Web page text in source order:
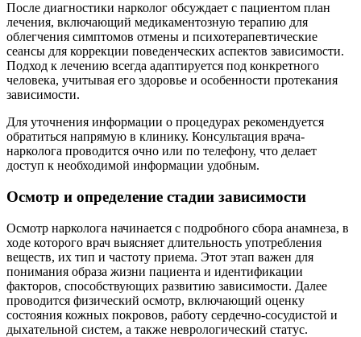
После диагностики нарколог обсуждает с пациентом план
лечения, включающий медикаментозную терапию для
облегчения симптомов отмены и психотерапевтические
сеансы для коррекции поведенческих аспектов зависимости.
Подход к лечению всегда адаптируется под конкретного
человека, учитывая его здоровье и особенности протекания
зависимости.
Для уточнения информации о процедурах рекомендуется
обратиться напрямую в клинику. Консультация врача-
нарколога проводится очно или по телефону, что делает
доступ к необходимой информации удобным.
Осмотр и определение стадии зависимости
Осмотр нарколога начинается с подробного сбора анамнеза, в
ходе которого врач выясняет длительность употребления
веществ, их тип и частоту приема. Этот этап важен для
понимания образа жизни пациента и идентификации
факторов, способствующих развитию зависимости. Далее
проводится физический осмотр, включающий оценку
состояния кожных покровов, работу сердечно-сосудистой и
дыхательной систем, а также неврологический статус.